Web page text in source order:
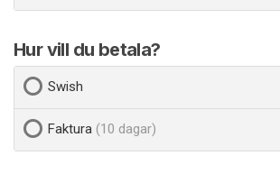
Hur vill du betala?
Swish
Faktura (10 dagar)